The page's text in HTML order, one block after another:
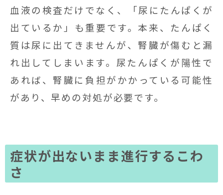
血液の検査だけでなく、「尿にたんぱくが
出ているか」も重要です。本来、たんぱく
質は尿に出てきませんが、腎臓が傷むと漏
れ出してしまいます。尿たんぱくが陽性で
あれば、腎臓に負担がかかっている可能性
があり、早めの対処が必要です。
症状が出ないまま進行するこわ
さ